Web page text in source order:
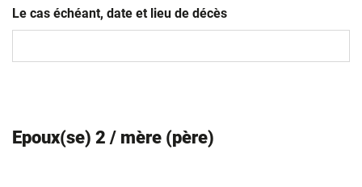
Le cas échéant, date et lieu de décès
Epoux(se) 2 / mère (père)